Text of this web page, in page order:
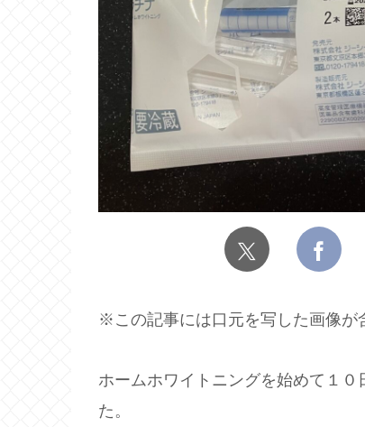
※この記事には口元を写した画像が
ホームホワイトニングを始めて１
た。